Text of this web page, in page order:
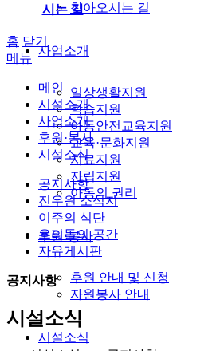
찾아오시는 길
사업소개
일상생활지원
학습지원
아동안전교육지원
교육·문화지원
치료지원
자립지원
아동의 권리
후원·봉사
후원 안내 및 신청
자원봉사 안내
시설소식
시는 길
홈 닫기
메뉴
메인
시설소개
사업소개
후원·봉사
시설소식
공지사항
진우원 소식지
이주의 식단
우리들의 공간
자유게시판
공지사항
시설소식